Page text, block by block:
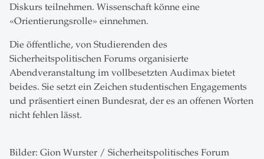
Diskurs teilnehmen. Wissenschaft könne eine
«Orientierungsrolle» einnehmen.
Die öffentliche, von Studierenden des
Sicherheitspolitischen Forums organisierte
Abendveranstaltung im vollbesetzten Audimax bietet
beides. Sie setzt ein Zeichen studentischen Engagements
und präsentiert einen Bundesrat, der es an offenen Worten
nicht fehlen lässt.
Bilder: Gion Wurster / Sicherheitspolitisches Forum